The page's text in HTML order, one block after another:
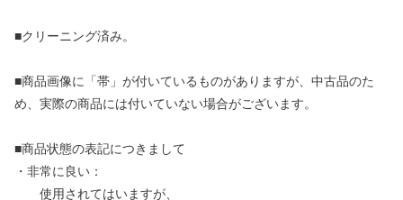
■クリーニング済み。
■商品画像に「帯」が付いているものがありますが、中古品のた
め、実際の商品には付いていない場合がございます。
■商品状態の表記につきまして
・非常に良い：
使用されてはいますが、